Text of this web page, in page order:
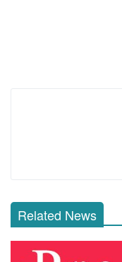
Related News